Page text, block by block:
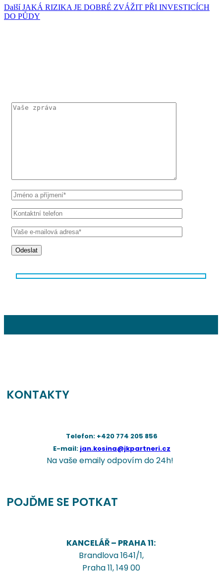
Další JAKÁ RIZIKA JE DOBRÉ ZVÁŽIT PŘI INVESTICÍCH
DO PŮDY
Odeslat
KONTAKTY
Telefon: +420 774 205 856
E-mail: jan.kosina@jkpartneri.cz
Na vaše emaily odpovím do 24h!
POJĎME SE POTKAT
KANCELÁŘ – PRAHA 11:
Brandlova 1641/1,
Praha 11, 149 00